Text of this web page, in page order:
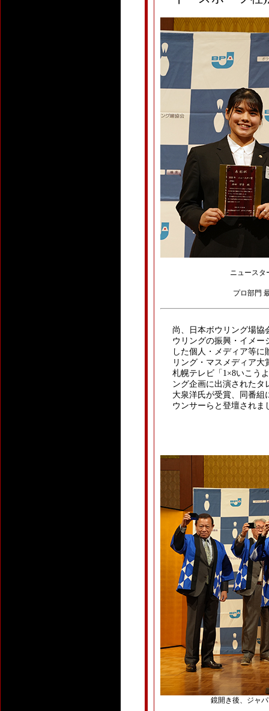
ニュースタ
プロ部門
尚、日本ボウリング場協
ウリングの振興・イメー
した個人・メディア等に
リング・マスメディア大
札幌テレビ「1×8いこう
ング企画に出演されたタ
大泉洋氏が受賞、同番組
ウンサーらと登壇されま
鏡開き後、ジャ